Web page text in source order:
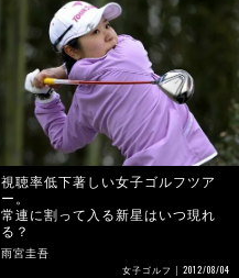
視聴率低下著しい女子ゴルフツア
ー。
常連に割って入る新星はいつ現れ
る？
雨宮圭吾
女子ゴルフ 2012/08/04